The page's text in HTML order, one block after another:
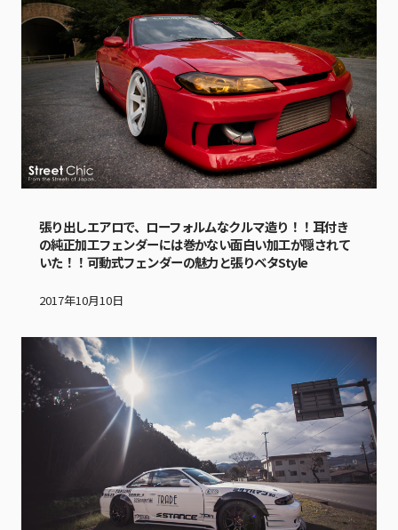
張り出しエアロで、ローフォルムなクルマ造り！！耳付き
の純正加工フェンダーには巻かない面白い加工が隠されて
いた！！可動式フェンダーの魅力と張りベタStyle
2017年10月10日